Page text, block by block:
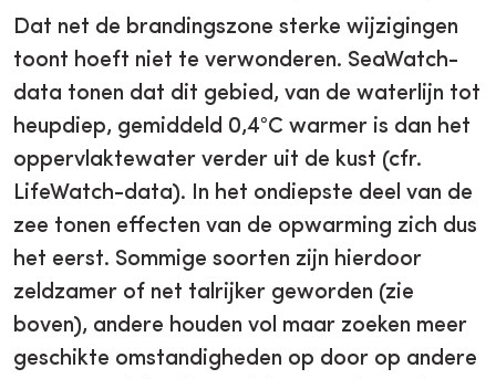
Dat net de brandingszone sterke wijzigingen
toont hoeft niet te verwonderen. SeaWatch-
data tonen dat dit gebied, van de waterlijn tot
heupdiep, gemiddeld 0,4°C warmer is dan het
oppervlaktewater verder uit de kust (cfr.
LifeWatch-data). In het ondiepste deel van de
zee tonen effecten van de opwarming zich dus
het eerst. Sommige soorten zijn hierdoor
zeldzamer of net talrijker geworden (zie
boven), andere houden vol maar zoeken meer
geschikte omstandigheden op door op andere